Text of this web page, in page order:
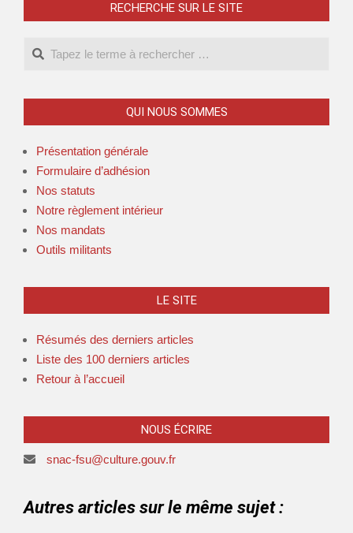
RECHERCHE SUR LE SITE
QUI NOUS SOMMES
Présentation générale
Formulaire d’adhésion
Nos statuts
Notre règlement intérieur
Nos mandats
Outils militants
LE SITE
Résumés des derniers articles
Liste des 100 derniers articles
Retour à l’accueil
NOUS ÉCRIRE
snac-fsu@culture.gouv.fr
Autres articles sur le même sujet :